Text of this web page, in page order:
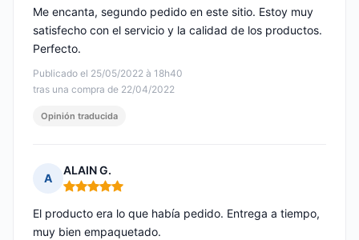
Publicado el 25/05/2022 à 18h40
tras una compra de 22/04/2022
Me encanta, segundo pedido en este sitio. Estoy muy
satisfecho con el servicio y la calidad de los productos.
Perfecto.
Opinión traducida
A
ALAIN G.
Nota: 5 de 5
El producto era lo que había pedido. Entrega a tiempo,
muy bien empaquetado.